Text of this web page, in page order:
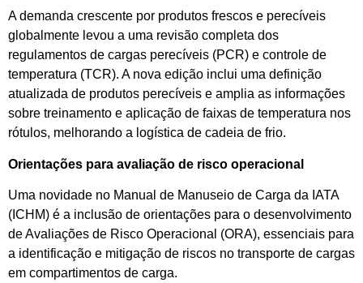
A demanda crescente por produtos frescos e perecíveis
globalmente levou a uma revisão completa dos
regulamentos de cargas perecíveis (PCR) e controle de
temperatura (TCR). A nova edição inclui uma definição
atualizada de produtos perecíveis e amplia as informações
sobre treinamento e aplicação de faixas de temperatura nos
rótulos, melhorando a logística de cadeia de frio.
Orientações para avaliação de risco operacional
Uma novidade no Manual de Manuseio de Carga da IATA
(ICHM) é a inclusão de orientações para o desenvolvimento
de Avaliações de Risco Operacional (ORA), essenciais para
a identificação e mitigação de riscos no transporte de cargas
em compartimentos de carga.